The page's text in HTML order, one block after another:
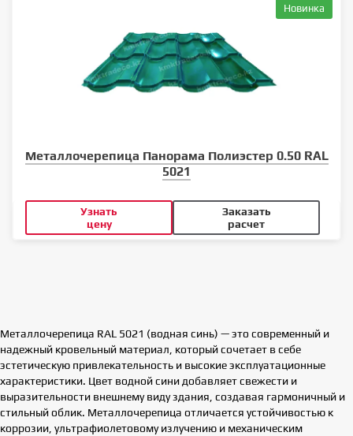
Новинка
Металлочерепица Панорама Полиэстер 0.50 RAL
5021
Узнать
цену
Заказать
расчет
Металлочерепица RAL 5021 (водная синь) — это современный и
надежный кровельный материал, который сочетает в себе
эстетическую привлекательность и высокие эксплуатационные
характеристики. Цвет водной сини добавляет свежести и
выразительности внешнему виду здания, создавая гармоничный и
стильный облик. Металлочерепица отличается устойчивостью к
коррозии, ультрафиолетовому излучению и механическим